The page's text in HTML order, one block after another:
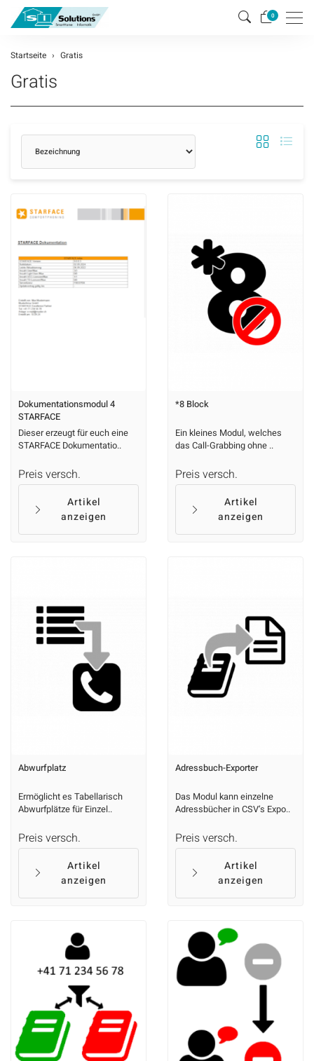
0 Menu
Startseite Gratis
Gratis
Sortierung
Dokumentationsmodul 4
STARFACE
Dieser erzeugt für euch eine
STARFACE Dokumentatio..
Preis versch.
Artikel
anzeigen
*8 Block
Ein kleines Modul, welches
das Call-Grabbing ohne ..
Preis versch.
Artikel
anzeigen
Abwurfplatz
Ermöglicht es Tabellarisch
Abwurfplätze für Einzel..
Preis versch.
Artikel
anzeigen
Adressbuch-Exporter
Das Modul kann einzelne
Adressbücher in CSV’s Expo..
Preis versch.
Artikel
anzeigen